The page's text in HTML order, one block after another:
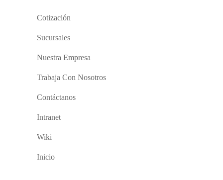
Cotización
Sucursales
Nuestra Empresa
Trabaja Con Nosotros
Contáctanos
Intranet
Wiki
Inicio